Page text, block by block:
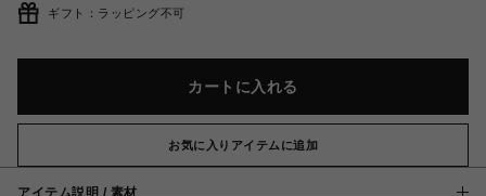
ギフト：ラッピング不可
カートに入れる
お気に入りアイテムに追加
アイテム説明 / 素材